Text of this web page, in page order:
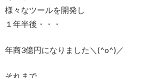
様々なツールを開発し
１年半後・・・
年商3億円になりました＼(^o^)／
それまで